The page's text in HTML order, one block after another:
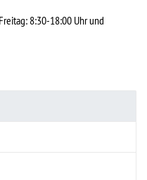
8:30-18:00 Uhr und